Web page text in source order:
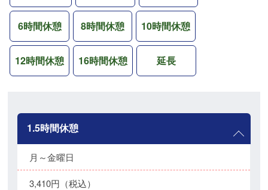
6時間休憩 8時間休憩 10時間休憩
12時間休憩 16時間休憩 延長
1.5時間休憩
月～金曜日
3,410円（税込）